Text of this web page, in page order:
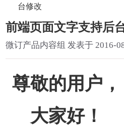
台修改
前端页面文字支持后
微订产品内容组 发表于 2016-
尊敬的用户，
大家好！